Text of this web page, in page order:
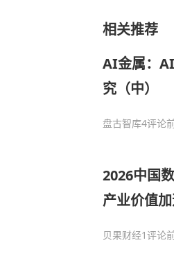
相关推荐
AI金属：
究（中）
盘古智库4评论
2026中国
产业价值
贝果财经1评论